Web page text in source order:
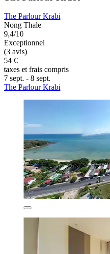
The Parlour Krabi
Nong Thale
9,4/10
Exceptionnel
(3 avis)
54 €
taxes et frais compris
7 sept. - 8 sept.
The Parlour Krabi